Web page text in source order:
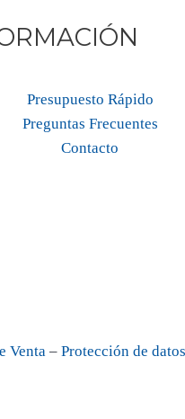
Presupuesto Rápido
Preguntas Frecuentes
Contacto
Venta – Protección de datos